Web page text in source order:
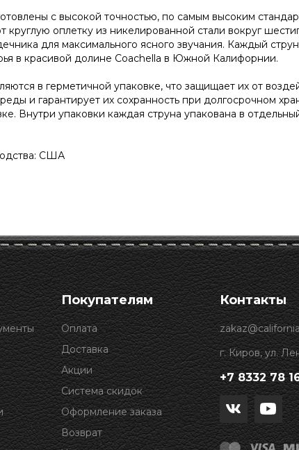
с высокой точностью, по самым высоким
круглую оплетку из никелированной стали вокруг
для максимального ясного звучания. Каждый
в красивой долине Coachella в Южной Калифорнии.
в герметичной упаковке, что защищает их от
и гарантирует их сохранность при долгосрочном
Внутри упаковки каждая струна упакована в
США
Покупателям
Оплата
Доставка
Акции
Система скидок
Оформление заказа
Возврат
Контакты
г. Киров, ул.
+7 8332 78